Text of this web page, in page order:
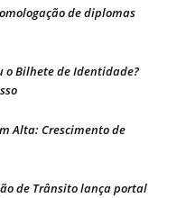
de diplomas
o Bilhete de Identidade?
Alta: Crescimento de
de Trânsito lança portal